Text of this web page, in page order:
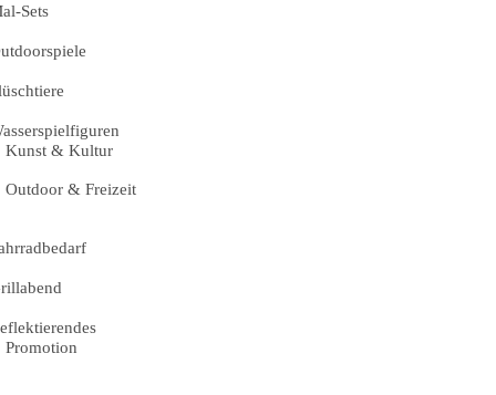
Sets
Kunst & Kultur
Outdoor & Freizeit
Promotion